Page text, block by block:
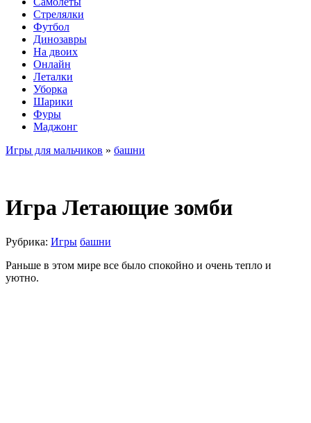
Стрелялки
Футбол
Динозавры
На двоих
Онлайн
Леталки
Уборка
Шарики
Фуры
Маджонг
Игры для мальчиков » башни
Игра Летающие зомби
Рубрика: Игры башни
Раньше в этом мире все было спокойно и очень тепло и
уютно.